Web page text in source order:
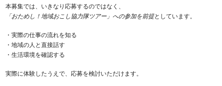
本募集では、いきなり応募するのではなく、
「おためし！地域おこし協力隊ツアー」への参加を前提としています。
・実際の仕事の流れを知る
・地域の人と直接話す
・生活環境を確認する
実際に体験したうえで、応募を検討いただけます。